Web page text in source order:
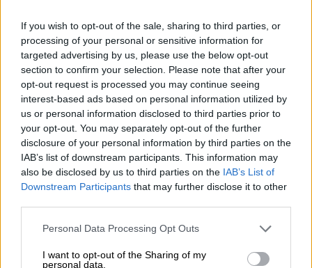
If you wish to opt-out of the sale, sharing to third parties, or
processing of your personal or sensitive information for
targeted advertising by us, please use the below opt-out
section to confirm your selection. Please note that after your
opt-out request is processed you may continue seeing
interest-based ads based on personal information utilized by
us or personal information disclosed to third parties prior to
your opt-out. You may separately opt-out of the further
disclosure of your personal information by third parties on the
IAB’s list of downstream participants. This information may
also be disclosed by us to third parties on the IAB’s List of
Downstream Participants that may further disclose it to other
Please note that this website/app uses one or more Google
not limited to your visit or usage behaviour. You may click to
Personal Data Processing Opt Outs
I want to opt-out of the Sharing of my
personal data.
μία εταιρεία δήλωσε ότι δεν είχε εντοπίσει
αλλαγές στο νερό.
Συνωμοσιολογία;
Σε συγκέντρωση που πραγματοποίησαν
κάτοικοι της περιοχής ζήτησαν από τους
αξιωματούχους διαβεβαιώσεις ότι ο αέρας
και το νερό είναι ασφαλές.Οι ειδικοί
προέτρεψαν σε προσοχή καθώς
αξιολογούσαν τις μακροπρόθεσμες
συνέπειες, προειδοποιώντας ότι οι
ατμοσφαιρικοί ρύποι μπορούν να καθιζάνουν
σε επιφάνειες, να διαρρέουν σε πηγάδια και